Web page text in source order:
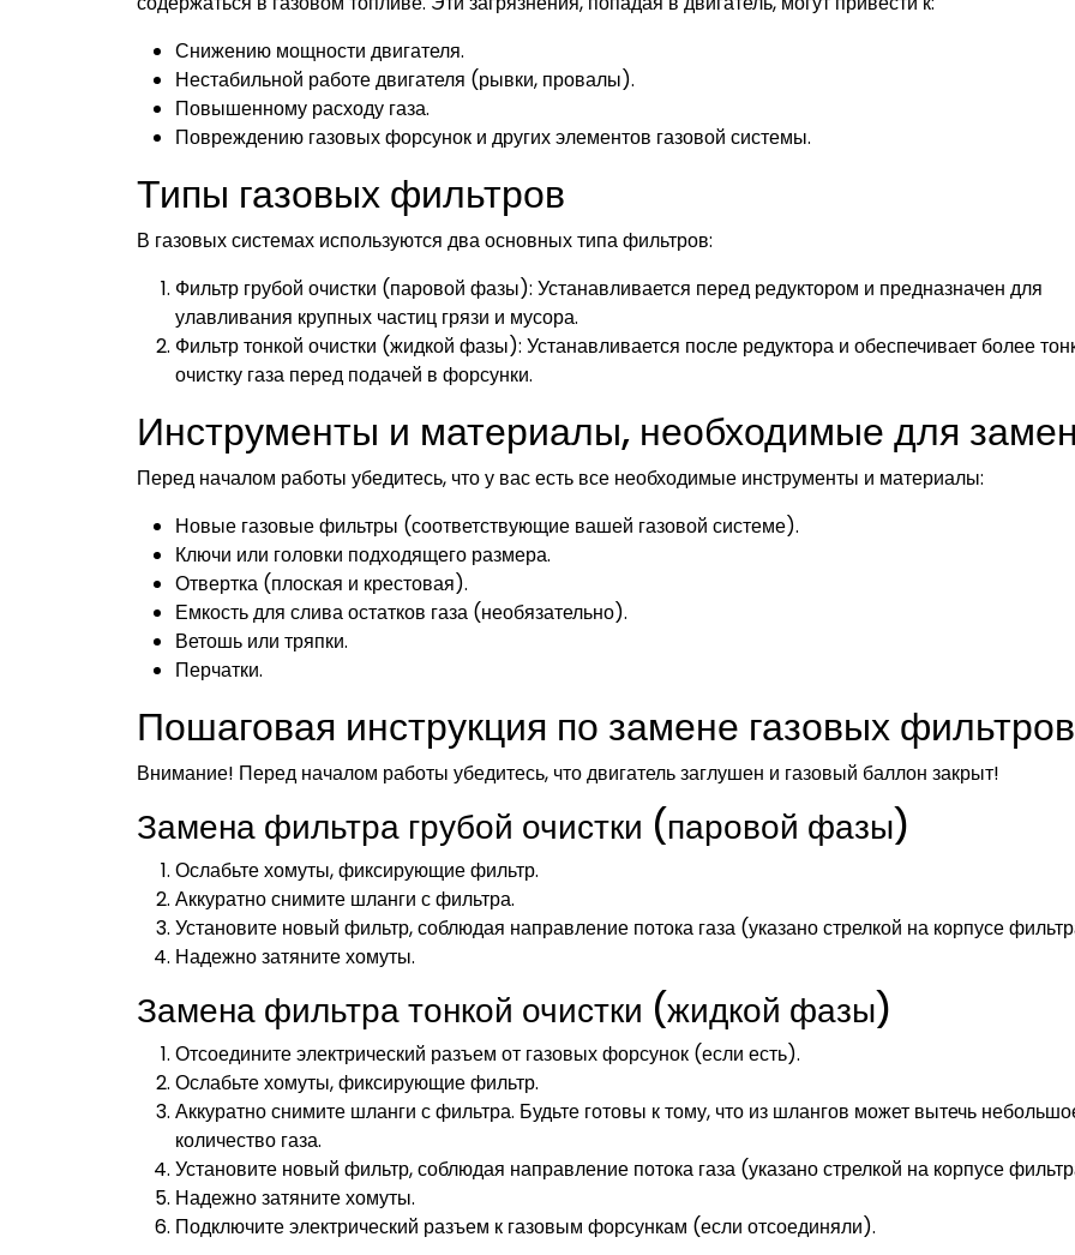
Снижению мощности двигателя.
Нестабильной работе двигателя (рывки, провалы).
Повышенному расходу газа.
Повреждению газовых форсунок и других элементов газовой системы.
Типы газовых фильтров
В газовых системах используются два основных типа фильтров:
Фильтр грубой очистки (паровой фазы): Устанавливается перед редуктором и предназначен для
улавливания крупных частиц грязи и мусора.
Фильтр тонкой очистки (жидкой фазы): Устанавливается после редуктора и обеспечивает более
очистку газа перед подачей в форсунки.
Инструменты и материалы, необходимые для
Перед началом работы убедитесь, что у вас есть все необходимые инструменты и материалы:
Новые газовые фильтры (соответствующие вашей газовой системе).
Ключи или головки подходящего размера.
Отвертка (плоская и крестовая).
Емкость для слива остатков газа (необязательно).
Ветошь или тряпки.
Перчатки.
Пошаговая инструкция по замене газовых фильтров
Внимание! Перед началом работы убедитесь, что двигатель заглушен и газовый баллон закрыт!
Замена фильтра грубой очистки (паровой фазы)
Ослабьте хомуты, фиксирующие фильтр.
Аккуратно снимите шланги с фильтра.
Установите новый фильтр, соблюдая направление потока газа (указано стрелкой на корпусе
Надежно затяните хомуты.
Замена фильтра тонкой очистки (жидкой фазы)
Отсоедините электрический разъем от газовых форсунок (если есть).
Ослабьте хомуты, фиксирующие фильтр.
Аккуратно снимите шланги с фильтра. Будьте готовы к тому, что из шлангов может вытечь
количество газа.
Установите новый фильтр, соблюдая направление потока газа (указано стрелкой на корпусе
Надежно затяните хомуты.
Подключите электрический разъем к газовым форсункам (если отсоединяли).